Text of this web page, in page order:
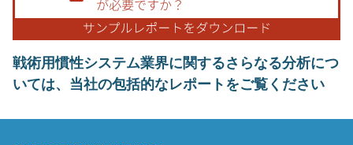
戦術用慣性システム業界に関するさらなる分析につ
いては、当社の包括的なレポートをご覧ください